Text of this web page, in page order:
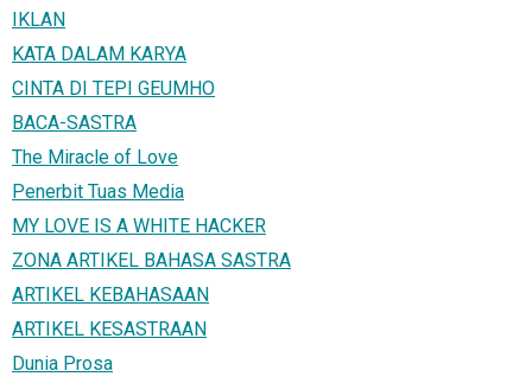
IKLAN
KATA DALAM KARYA
CINTA DI TEPI GEUMHO
BACA-SASTRA
The Miracle of Love
Penerbit Tuas Media
MY LOVE IS A WHITE HACKER
ZONA ARTIKEL BAHASA SASTRA
ARTIKEL KEBAHASAAN
ARTIKEL KESASTRAAN
Dunia Prosa